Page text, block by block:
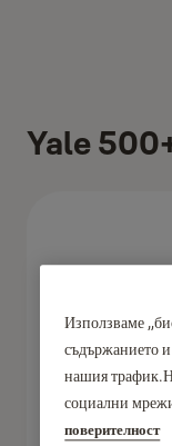
Yale
Използваме
съдържанието
нашия
социални
поверителност